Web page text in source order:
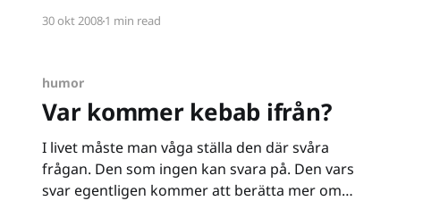
Australien serverades bajsglass
miljen-serverades-bajsglass] efter att ha klagat
30 okt 20081 min read
humor
Var kommer kebab ifrån?
I livet måste man våga ställa den där svåra
frågan. Den som ingen kan svara på. Den vars
svar egentligen kommer att berätta mer om